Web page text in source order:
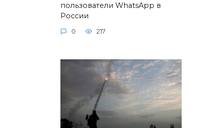
пользователи WhatsApp в
России
0 217